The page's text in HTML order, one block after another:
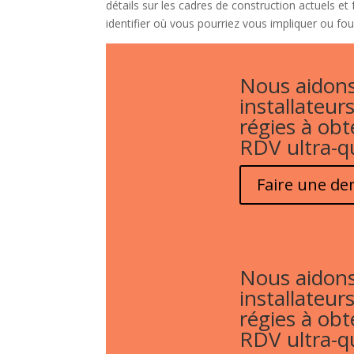
détails sur les cadres de construction actuels
identifier où vous pourriez vous impliquer ou
Nous
régies à
RDV ultra-
Faire une
Nous
régies à
RDV ultra-